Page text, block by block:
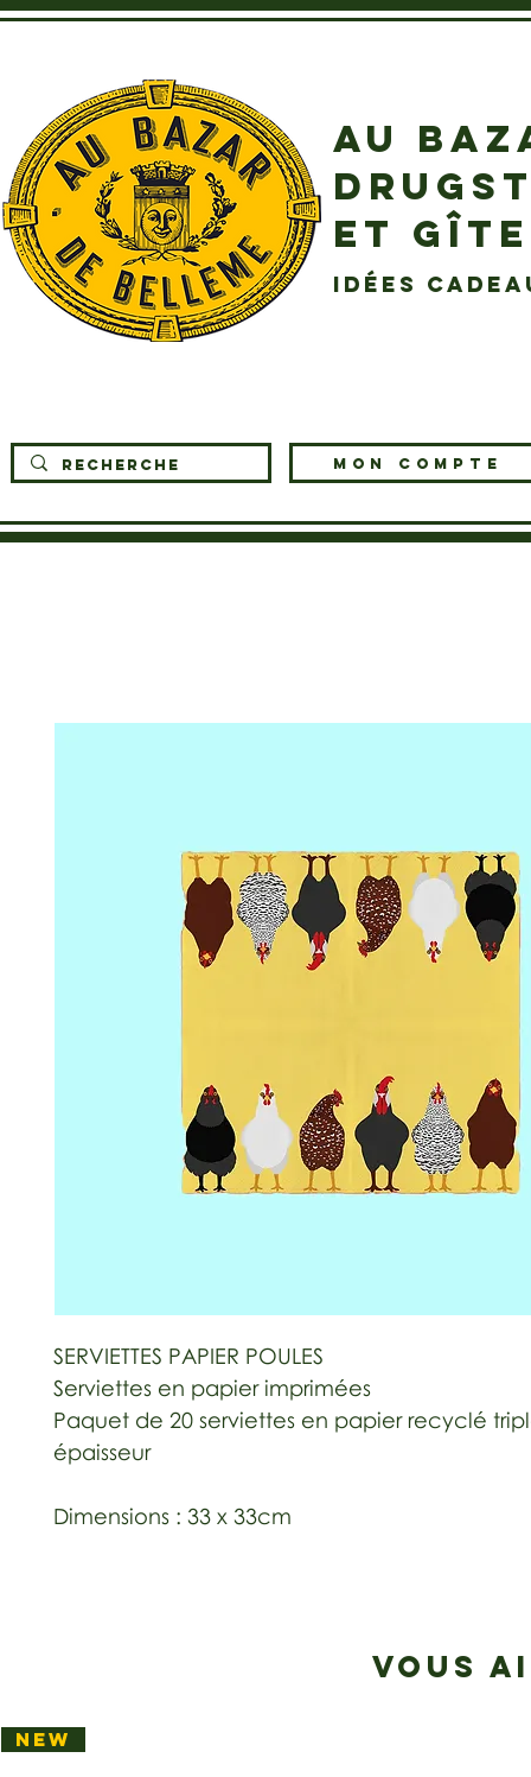
AU
ET
idées
MON COMPTE
SERVIETTES PAPIER POULES
Serviettes en papier imprimées
Paquet de 20 serviettes en papier recyclé
épaisseur
Dimensions : 33 x 33cm
VOUS
NEW